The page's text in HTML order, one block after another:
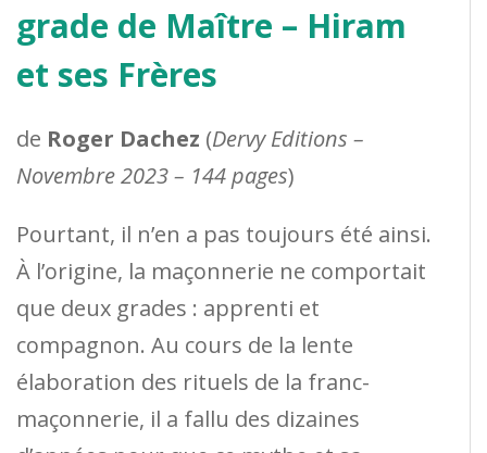
grade de Maître – Hiram
et ses Frères
de Roger Dachez (Dervy Editions –
Novembre 2023 – 144 pages)
Pourtant, il n’en a pas toujours été ainsi.
À l’origine, la maçonnerie ne comportait
que deux grades : apprenti et
compagnon. Au cours de la lente
élaboration des rituels de la franc-
maçonnerie, il a fallu des dizaines